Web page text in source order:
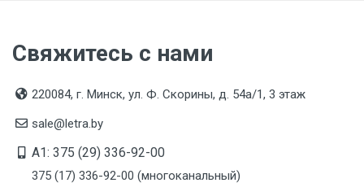
Свяжитесь с нами
220084, г. Минск, ул. Ф. Скорины, д. 54а/1, 3 этаж
sale@letra.by
A1: 375 (29) 336-92-00
375 (17) 336-92-00 (многоканальный)